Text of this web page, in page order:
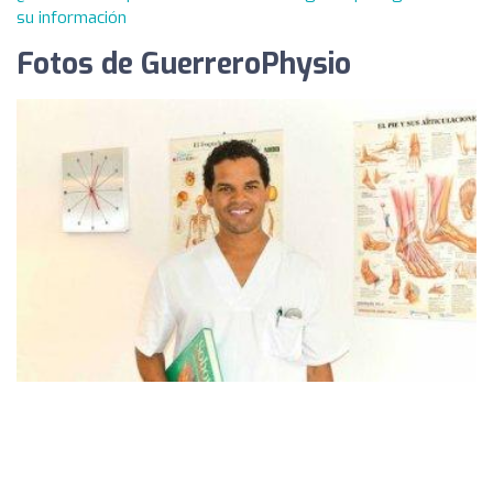
su información
Fotos de GuerreroPhysio